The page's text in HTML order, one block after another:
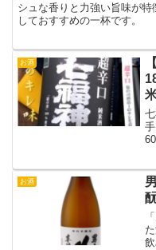
シュな香りと力強い旨味が
しておすすめの一杯です。
お酒
お酒